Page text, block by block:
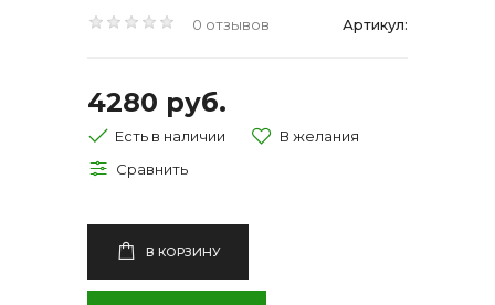
0 отзывов Артикул:
4280 руб.
Есть в наличии
В КОРЗИНУ